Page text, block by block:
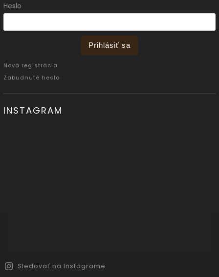
Heslo
Prihlásiť sa
Nová registrácia
Zabudnuté heslo
INSTAGRAM
Sledovať na Instagrame